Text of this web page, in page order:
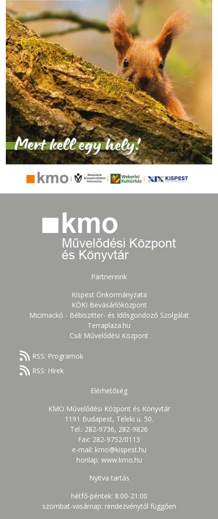
Partnereink
Kispest Önkormányzata
KÖKI Bevásárlóközpont
Micimackó - Bébiszitter- és Idősgondozó Szolgálat
Terraplaza.hu
Csili Művelődési Központ
RSS: Programok
RSS: Hírek
Elérhetőség
KMO Művelődési Központ és Könyvtár
1191 Budapest, Teleki u. 50.
Tel.: 282-9736, 282-9826
Fax: 282-9752/0113
e-mail: kmo@kispest.hu
honlap: www.kmo.hu
Nyitva tartás
hétfő-péntek: 8.00-21:00
szombat-vasárnap: rendezvénytől függően